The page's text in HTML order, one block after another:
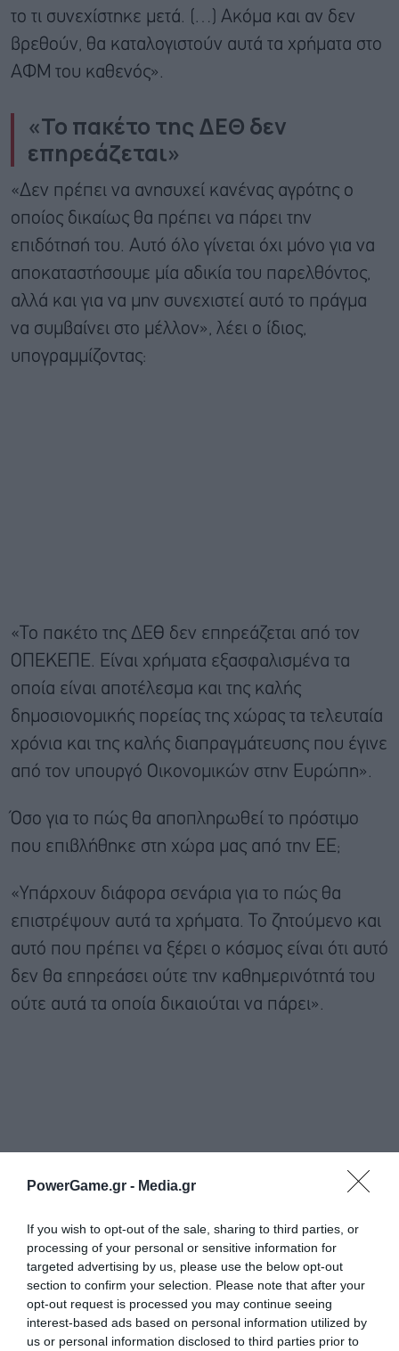
PowerGame.gr - Media.gr
If you wish to opt-out of the sale, sharing to third parties, or
processing of your personal or sensitive information for
targeted advertising by us, please use the below opt-out
section to confirm your selection. Please note that after your
opt-out request is processed you may continue seeing
interest-based ads based on personal information utilized by
us or personal information disclosed to third parties prior to
το τι συνεχίστηκε μετά. (…) Ακόμα και αν δεν
βρεθούν, θα καταλογιστούν αυτά τα χρήματα στο
ΑΦΜ του καθενός».
«Το πακέτο της ΔΕΘ δεν
επηρεάζεται»
«Δεν πρέπει να ανησυχεί κανένας αγρότης ο
οποίος δικαίως θα πρέπει να πάρει την
επιδότησή του. Αυτό όλο γίνεται όχι μόνο για να
αποκαταστήσουμε μία αδικία του παρελθόντος,
αλλά και για να μην συνεχιστεί αυτό το πράγμα
να συμβαίνει στο μέλλον», λέει ο ίδιος,
υπογραμμίζοντας:
«Το πακέτο της ΔΕΘ δεν επηρεάζεται από τον
ΟΠΕΚΕΠΕ. Είναι χρήματα εξασφαλισμένα τα
οποία είναι αποτέλεσμα και της καλής
δημοσιονομικής πορείας της χώρας τα τελευταία
χρόνια και της καλής διαπραγμάτευσης που έγινε
από τον υπουργό Οικονομικών στην Ευρώπη».
Όσο για το πώς θα αποπληρωθεί το πρόστιμο
που επιβλήθηκε στη χώρα μας από την ΕΕ;
«Υπάρχουν διάφορα σενάρια για το πώς θα
επιστρέψουν αυτά τα χρήματα. Το ζητούμενο και
αυτό που πρέπει να ξέρει ο κόσμος είναι ότι αυτό
δεν θα επηρεάσει ούτε την καθημερινότητά του
ούτε αυτά τα οποία δικαιούται να πάρει».